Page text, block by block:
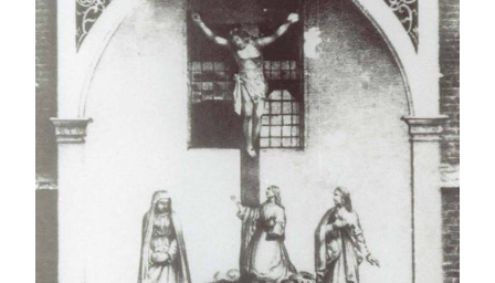
Höhentrail – Süchteln
Heimatmuseum begrüßt über 500 Besucher
Wiedereröffnung des Heimatmuseums zum
Irmgardisfest
Großes Dankeschön an die Viersener
Sparkassenstiftung